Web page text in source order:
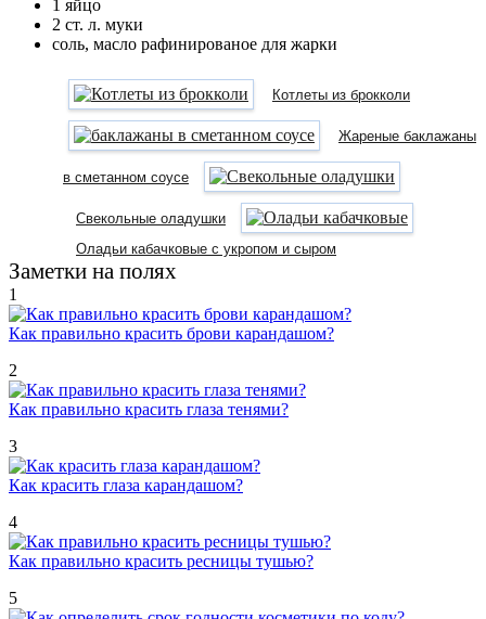
1 яйцо
2 ст. л. муки
соль, масло рафинированое для жарки
Котлеты из брокколи
Жареные баклажаны
в сметанном соусе
Свекольные оладушки
Оладьи кабачковые с укропом и сыром
Заметки на полях
1
Как правильно красить брови карандашом?
2
Как правильно красить глаза тенями?
3
Как красить глаза карандашом?
4
Как правильно красить ресницы тушью?
5